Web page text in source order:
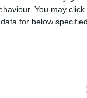
You may
for below